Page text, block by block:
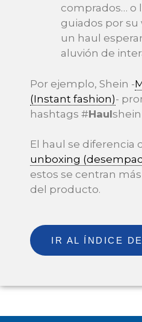
comprados… o
guiados por su
un haul
aluvión de
Por ejemplo, Shein -
(Instant fashion)-
hashtags #Haul
El haul se diferencia
unboxing
estos se centran
del producto.
IR AL ÍNDICE